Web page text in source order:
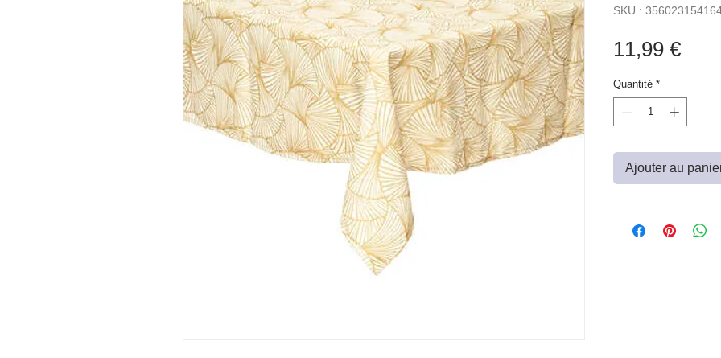
SKU :
11,99 €Prix
Quantité *
Ajouter au